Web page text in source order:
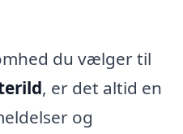
du vælger til
, er det altid en
og